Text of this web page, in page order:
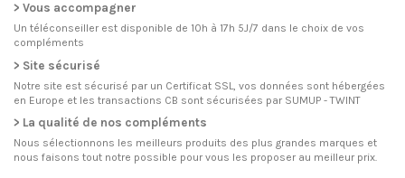
> Vous accompagner
Un téléconseiller est disponible de 10h à 17h 5J/7 dans le choix de vos
compléments
> Site sécurisé
Notre site est sécurisé par un Certificat SSL, vos données sont hébergées
en Europe et les transactions CB sont sécurisées par SUMUP - TWINT
> La qualité de nos compléments
Nous sélectionnons les meilleurs produits des plus grandes marques et
nous faisons tout notre possible pour vous les proposer au meilleur prix.